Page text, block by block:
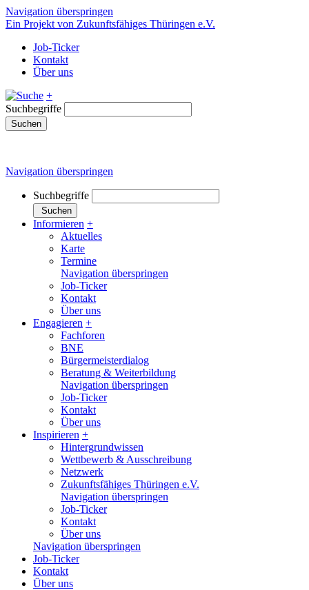
Navigation überspringen
Ein Projekt von Zukunftsfähiges Thüringen e.V.
Job-Ticker
Kontakt
Über uns
+
Suchbegriffe
Suchen
Navigation überspringen
Suchbegriffe
Suchen
Informieren +
Aktuelles
Karte
Termine
Navigation überspringen
Job-Ticker
Kontakt
Über uns
Engagieren +
Fachforen
BNE
Bürgermeisterdialog
Beratung & Weiterbildung
Navigation überspringen
Job-Ticker
Kontakt
Über uns
Inspirieren +
Hintergrundwissen
Wettbewerb & Ausschreibung
Netzwerk
Zukunftsfähiges Thüringen e.V.
Navigation überspringen
Job-Ticker
Kontakt
Über uns
Navigation überspringen
Job-Ticker
Kontakt
Über uns